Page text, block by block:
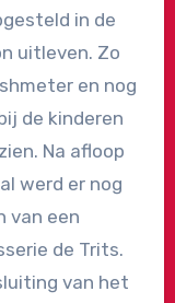
in de
uitleven. Zo
en nog
de kinderen
Na afloop
werd er nog
van een
de Trits.
van het